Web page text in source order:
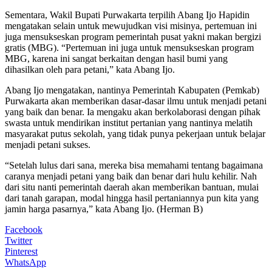
Sementara, Wakil Bupati Purwakarta terpilih Abang Ijo Hapidin
mengatakan selain untuk mewujudkan visi misinya, pertemuan ini
juga mensukseskan program pemerintah pusat yakni makan bergizi
gratis (MBG). “Pertemuan ini juga untuk mensukseskan program
MBG, karena ini sangat berkaitan dengan hasil bumi yang
dihasilkan oleh para petani,” kata Abang Ijo.
Abang Ijo mengatakan, nantinya Pemerintah Kabupaten (Pemkab)
Purwakarta akan memberikan dasar-dasar ilmu untuk menjadi petani
yang baik dan benar. Ia mengaku akan berkolaborasi dengan pihak
swasta untuk mendirikan institut pertanian yang nantinya melatih
masyarakat putus sekolah, yang tidak punya pekerjaan untuk belajar
menjadi petani sukses.
“Setelah lulus dari sana, mereka bisa memahami tentang bagaimana
caranya menjadi petani yang baik dan benar dari hulu kehilir. Nah
dari situ nanti pemerintah daerah akan memberikan bantuan, mulai
dari tanah garapan, modal hingga hasil pertaniannya pun kita yang
jamin harga pasarnya,” kata Abang Ijo. (Herman B)
Facebook
Twitter
Pinterest
WhatsApp